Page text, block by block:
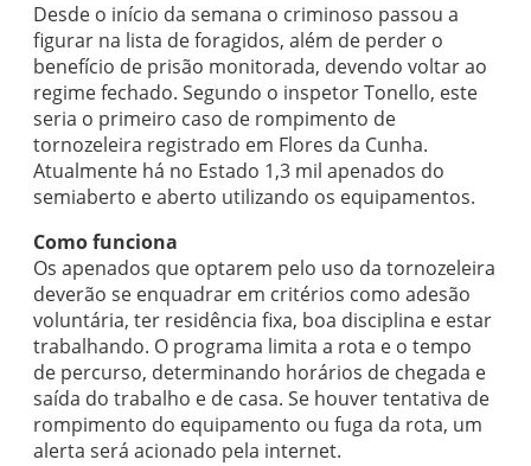
Desde o início da semana o criminoso passou a
figurar na lista de foragidos, além de perder o
benefício de prisão monitorada, devendo voltar ao
regime fechado. Segundo o inspetor Tonello, este
seria o primeiro caso de rompimento de
tornozeleira registrado em Flores da Cunha.
Atualmente há no Estado 1,3 mil apenados do
semiaberto e aberto utilizando os equipamentos.
Como funciona
Os apenados que optarem pelo uso da tornozeleira
deverão se enquadrar em critérios como adesão
voluntária, ter residência fixa, boa disciplina e estar
trabalhando. O programa limita a rota e o tempo
de percurso, determinando horários de chegada e
saída do trabalho e de casa. Se houver tentativa de
rompimento do equipamento ou fuga da rota, um
alerta será acionado pela internet.